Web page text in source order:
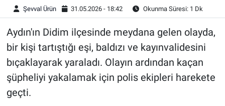
Şevval Ürün 31.05.2026 - 18:42 Okunma Süresi: 1 Dk
Aydın'ın Didim ilçesinde meydana gelen olayda,
bir kişi tartıştığı eşi, baldızı ve kayınvalidesini
bıçaklayarak yaraladı. Olayın ardından kaçan
şüpheliyi yakalamak için polis ekipleri harekete
geçti.